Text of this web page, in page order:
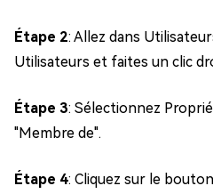
Étape 2: Allez dans
Utilisateurs et faites un clic
Étape 3: Sélectionnez
"Membre de".
Étape 4: Cliquez sur le